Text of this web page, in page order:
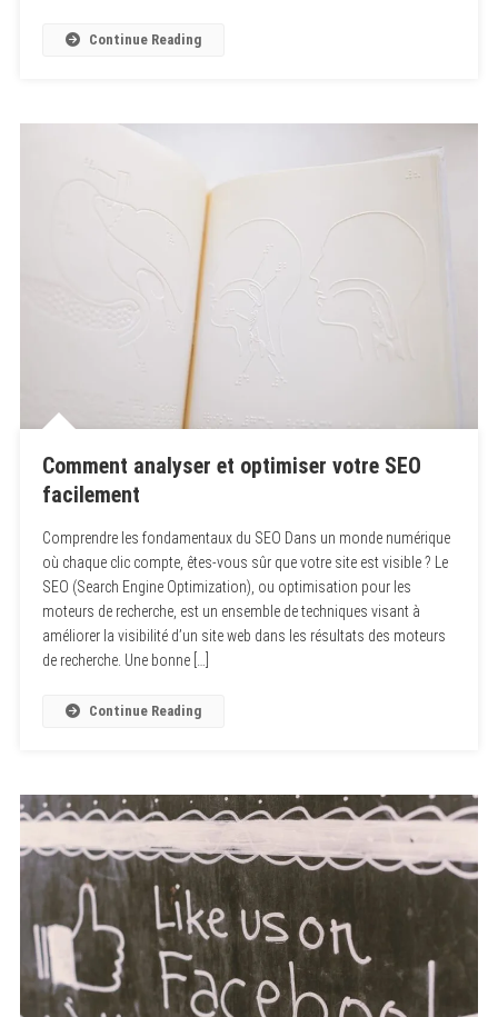
Continue Reading
Comment analyser et optimiser votre SEO
facilement
Comprendre les fondamentaux du SEO Dans un monde numérique
où chaque clic compte, êtes-vous sûr que votre site est visible ? Le
SEO (Search Engine Optimization), ou optimisation pour les
moteurs de recherche, est un ensemble de techniques visant à
améliorer la visibilité d’un site web dans les résultats des moteurs
de recherche. Une bonne […]
Continue Reading